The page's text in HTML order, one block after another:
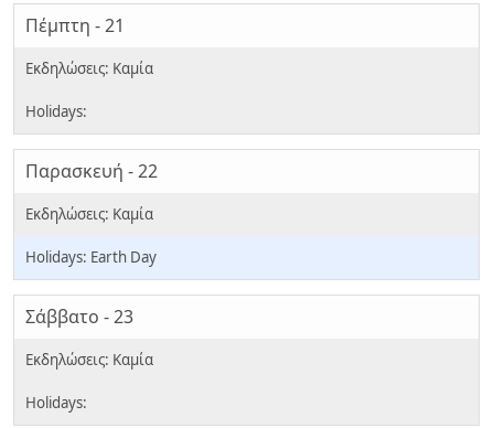
Πέμπτη - 21
Παρασκευή - 22
Earth Day
Σάββατο - 23